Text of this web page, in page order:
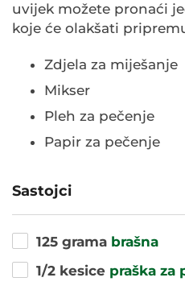
uvijek možete pronaći
koje će olakšati
Zdjela za miješanje
Mikser
Pleh za pečenje
Papir za pečenje
Sastojci
125 grama brašna
1/2 kesice praška za